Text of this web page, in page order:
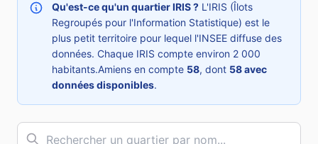
Qu'est-ce qu'un quartier IRIS ? L'IRIS (Îlots
Regroupés pour l'Information Statistique) est le
plus petit territoire pour lequel l'INSEE diffuse des
données. Chaque IRIS compte environ 2 000
habitants.Amiens en compte 58, dont 58avec
données disponibles.